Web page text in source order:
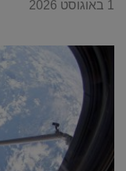
1 באוגוסט 2026